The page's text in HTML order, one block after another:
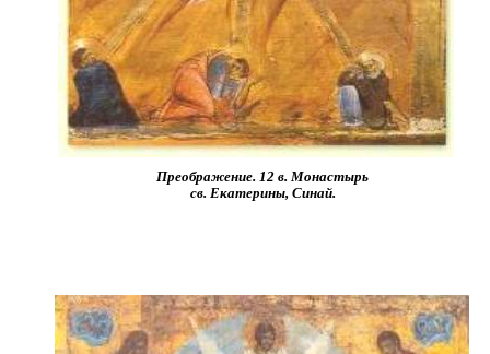
Преображение. 12 в. Монастырь
св. Екатерины, Синай.